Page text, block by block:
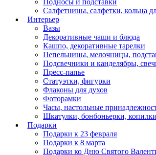
Подносы и подставки
Салфетницы, салфетки, кольца
Интерьер
Вазы
Декоративные чаши и блюда
Кашпо, декоративные тарелки
Пепельницы, мелочницы,
Подсвечники и канделябры,
Пресс-папье
Статуэтки, фигурки
Флаконы для духов
Фоторамки
Часы, настольные
Шкатулки, бонбоньерки, копилки
Подарки
Подарки к 23 февраля
Подарки к 8 марта
Подарки ко Дню Святого